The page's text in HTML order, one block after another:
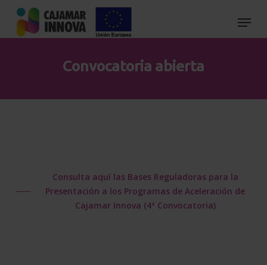
Skip
Convocatoria abierta
Consulta aquí las Bases Reguladoras para la
Presentación a los Programas de Aceleración de
Cajamar Innova (4ª Convocatoria)